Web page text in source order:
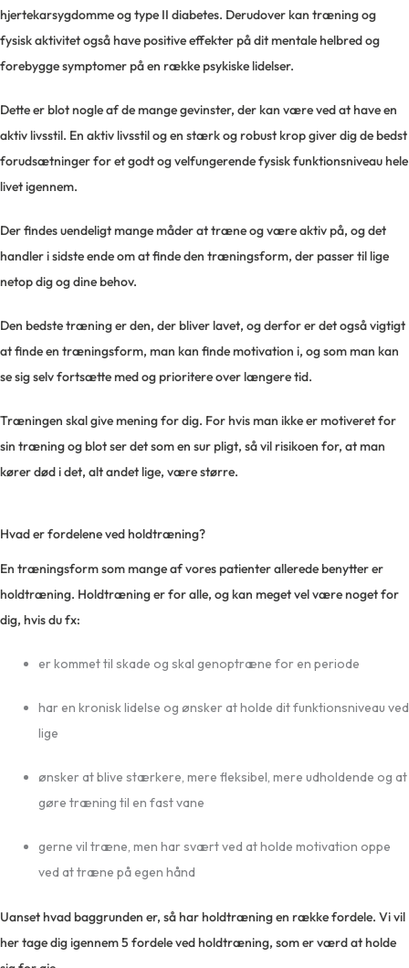
hjertekarsygdomme og type II diabetes. Derudover kan træning og
fysisk aktivitet også have positive effekter på dit mentale helbred og
forebygge symptomer på en række psykiske lidelser.
Dette er blot nogle af de mange gevinster, der kan være ved at have en
aktiv livsstil. En aktiv livsstil og en stærk og robust krop giver dig de bedst
forudsætninger for et godt og velfungerende fysisk funktionsniveau hele
livet igennem.
Der findes uendeligt mange måder at træne og være aktiv på, og det
handler i sidste ende om at finde den træningsform, der passer til lige
netop dig og dine behov.
Den bedste træning er den, der bliver lavet, og derfor er det også vigtigt
at finde en træningsform, man kan finde motivation i, og som man kan
se sig selv fortsætte med og prioritere over længere tid.
Træningen skal give mening for dig. For hvis man ikke er motiveret for
sin træning og blot ser det som en sur pligt, så vil risikoen for, at man
kører død i det, alt andet lige, være større.
Hvad er fordelene ved holdtræning?
En træningsform som mange af vores patienter allerede benytter er
holdtræning. Holdtræning er for alle, og kan meget vel være noget for
dig, hvis du fx:
er kommet til skade og skal genoptræne for en periode
har en kronisk lidelse og ønsker at holde dit funktionsniveau ved
lige
ønsker at blive stærkere, mere fleksibel, mere udholdende og at
gøre træning til en fast vane
gerne vil træne, men har svært ved at holde motivation oppe
ved at træne på egen hånd
Uanset hvad baggrunden er, så har holdtræning en række fordele. Vi vil
her tage dig igennem 5 fordele ved holdtræning, som er værd at holde